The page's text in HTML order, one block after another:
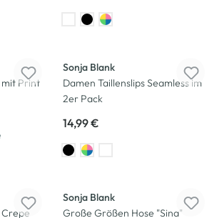
Print
Sonja Blank
Damen Taillenslips Seamless im
2er Pack
14,99 €
Sonja Blank
Große Größen Hose "Sina"